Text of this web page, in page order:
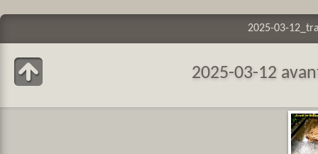
2025-03-
2025-03-12